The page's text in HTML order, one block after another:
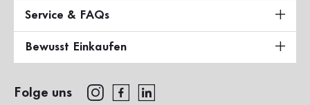
Service & FAQs
Bewusst Einkaufen
Folge uns